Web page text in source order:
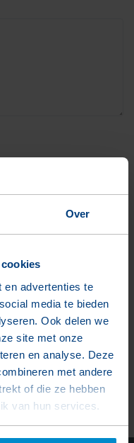
Over
en advertenties te
media te bieden
Ook delen we
site met onze
en analyse. Deze
met andere
of die ze hebben
van hun services.